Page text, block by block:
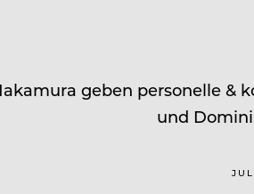
geben personelle
und